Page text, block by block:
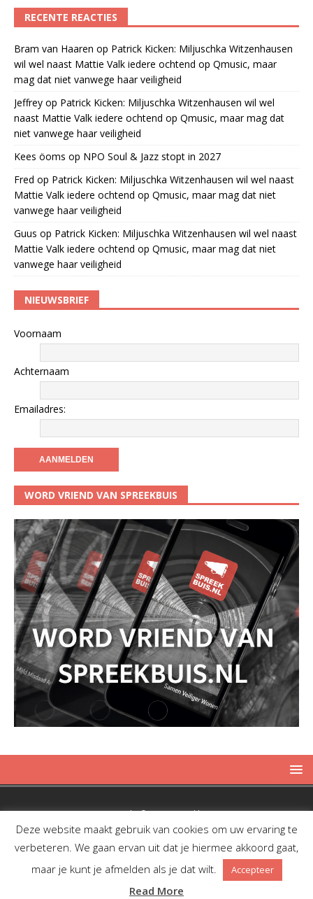
RECENTE REACTIES
Bram van Haaren op Patrick Kicken: Miljuschka Witzenhausen
wil wel naast Mattie Valk iedere ochtend op Qmusic, maar
mag dat niet vanwege haar veiligheid
Jeffrey op Patrick Kicken: Miljuschka Witzenhausen wil wel
naast Mattie Valk iedere ochtend op Qmusic, maar mag dat
niet vanwege haar veiligheid
Kees öoms op NPO Soul & Jazz stopt in 2027
Fred op Patrick Kicken: Miljuschka Witzenhausen wil wel naast
Mattie Valk iedere ochtend op Qmusic, maar mag dat niet
vanwege haar veiligheid
Guus op Patrick Kicken: Miljuschka Witzenhausen wil wel naast
Mattie Valk iedere ochtend op Qmusic, maar mag dat niet
vanwege haar veiligheid
NIEUWSBRIEF
Voornaam
Achternaam
Emailadres:
WORD VRIEND VAN SPREEKBUIS
Copyright © 2019 Spreekbuis
Deze website maakt gebruik van cookies om uw ervaring te
verbeteren. We gaan ervan uit dat je hiermee akkoord gaat,
maar je kunt je afmelden als je dat wilt.
Accepteer
Read More